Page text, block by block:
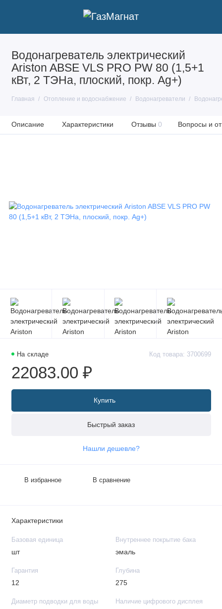
Водонагреватель электрический
Ariston ABSE VLS PRO PW 80 (1,5+1
кВт, 2 ТЭНа, плоский, покр. Ag+)
Главная Отопление и водоснабжение Водонагреватели
Описание Характеристики Отзывы 0 Вопросы и
На складе Код товара: 3700699
22083.00 ₽
Купить
Быстрый заказ
Нашли дешевле?
В избранное В сравнение
Характеристики
Базовая единица
шт
Внутреннее покрытие бака
эмаль
Гарантия
12
Глубина
275
Диаметр подводки для воды Наличие цифрового дисплея